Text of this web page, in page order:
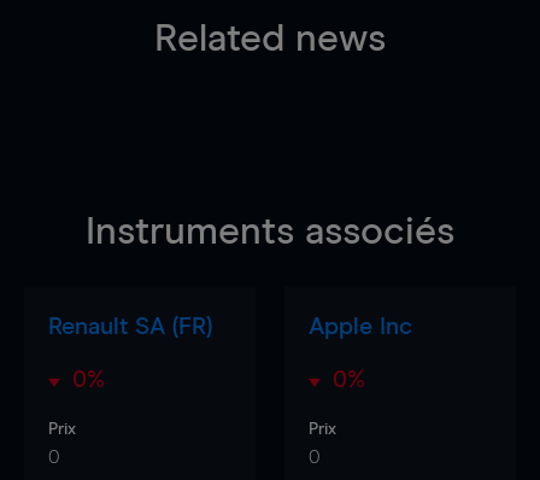
Related news
Instruments associés
Renault SA (FR)
0%
Prix
0
Apple Inc
0%
Prix
0